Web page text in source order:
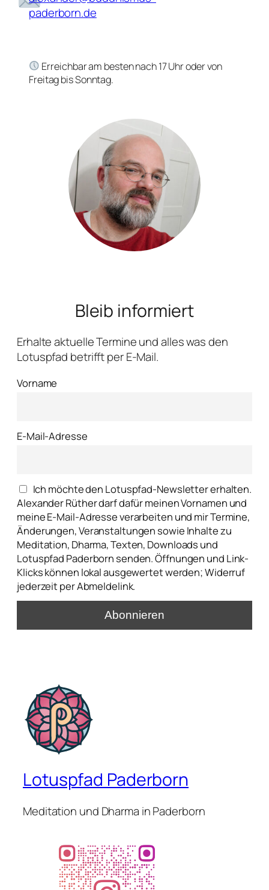
paderborn.de
Erreichbar am besten nach 17 Uhr oder von
Freitag bis Sonntag.
Bleib informiert
Erhalte aktuelle Termine und alles was den
Lotuspfad betrifft per E-Mail.
Vorname
E-Mail-Adresse
Ich möchte den Lotuspfad-Newsletter erhalten.
Alexander Rüther darf dafür meinen Vornamen und
meine E-Mail-Adresse verarbeiten und mir Termine,
Änderungen, Veranstaltungen sowie Inhalte zu
Meditation, Dharma, Texten, Downloads und
Lotuspfad Paderborn senden. Öffnungen und Link-
Klicks können lokal ausgewertet werden; Widerruf
jederzeit per Abmeldelink.
Lotuspfad Paderborn
Meditation und Dharma in Paderborn